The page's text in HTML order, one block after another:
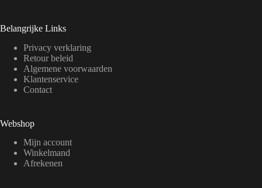
Belangrijke Links
Privacy verklaring
Retour beleid
Algemene voorwaarden
Klantenservice
Contact
Webshop
Mijn account
Winkelmand
Afrekenen